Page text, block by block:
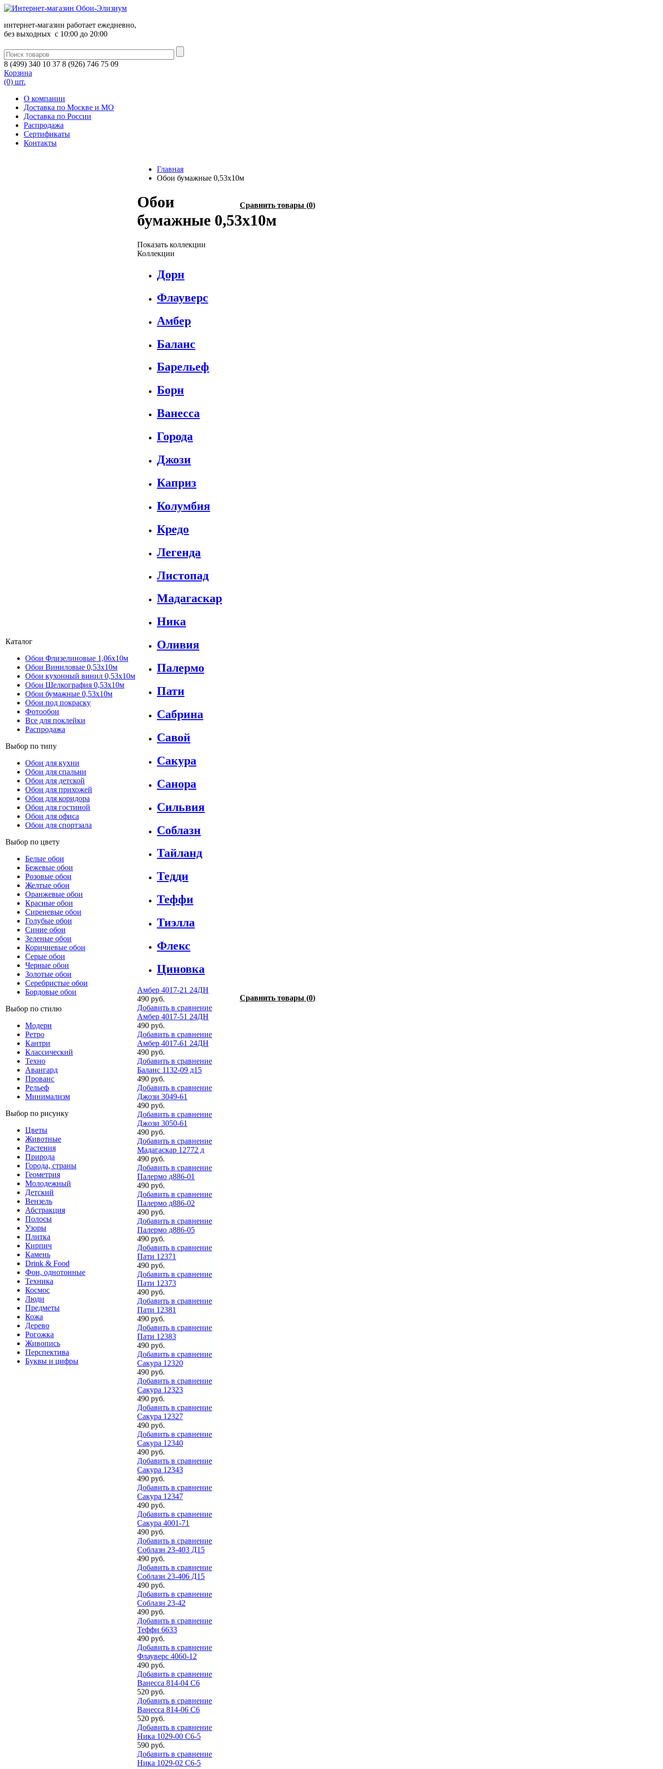
интернет-магазин работает ежедневно,
без выходных c 10:00 до 20:00
8 (499) 340 10 37 8 (926) 746 75 09
Корзина
(0) шт.
О компании
Доставка по Москве и МО
Доставка по России
Распродажа
Сертификаты
Контакты
Каталог
Обои Флизелиновые 1,06х10м
Обои Виниловые 0,53х10м
Обои кухонный винил 0,53х10м
Обои Шелкография 0,53x10м
Обои бумажные 0,53х10м
Обои под покраску
Фотообои
Все для поклейки
Распродажа
Выбор по типу
Обои для кухни
Обои для спальни
Обои для детской
Обои для прихожей
Обои для коридора
Обои для гостиной
Обои для офиса
Обои для спортзала
Выбор по цвету
Белые обои
Бежевые обои
Розовые обои
Желтые обои
Оранжевые обои
Красные обои
Сиреневые обои
Голубые обои
Синие обои
Зеленые обои
Коричневые обои
Серые обои
Черные обои
Золотые обои
Серебристые обои
Бордовые обои
Выбор по стилю
Модерн
Ретро
Кантри
Классический
Техно
Авангард
Прованс
Рельеф
Минимализм
Выбор по рисунку
Цветы
Животные
Растения
Природа
Города, страны
Геометрия
Молодежный
Детский
Вензель
Абстракция
Полосы
Узоры
Плитка
Кирпич
Камень
Drink & Food
Фон, однотонные
Техника
Космос
Люди
Предметы
Кожа
Дерево
Рогожка
Живопись
Перспектива
Буквы и цифры
Главная
Обои бумажные 0,53х10м
Сравнить товары (0)
Обои
бумажные 0,53х10м
Показать коллекции
Коллекции
Дорн
Флауверс
Амбер
Баланс
Барельеф
Борн
Ванесса
Города
Джози
Каприз
Колумбия
Кредо
Легенда
Листопад
Мадагаскар
Ника
Оливия
Палермо
Пати
Сабрина
Савой
Сакура
Санора
Сильвия
Соблазн
Тайланд
Тедди
Теффи
Тиэлла
Флекс
Циновка
Сравнить товары (0)
Амбер 4017-21 24ДН
490 руб.
Добавить в сравнение
Амбер 4017-51 24ДН
490 руб.
Добавить в сравнение
Амбер 4017-61 24ДН
490 руб.
Добавить в сравнение
Баланс 1132-09 д15
490 руб.
Добавить в сравнение
Джози 3049-61
490 руб.
Добавить в сравнение
Джози 3050-61
490 руб.
Добавить в сравнение
Мадагаскар 12772 д
490 руб.
Добавить в сравнение
Палермо д886-01
490 руб.
Добавить в сравнение
Палермо д886-02
490 руб.
Добавить в сравнение
Палермо д886-05
490 руб.
Добавить в сравнение
Пати 12371
490 руб.
Добавить в сравнение
Пати 12373
490 руб.
Добавить в сравнение
Пати 12381
490 руб.
Добавить в сравнение
Пати 12383
490 руб.
Добавить в сравнение
Сакура 12320
490 руб.
Добавить в сравнение
Сакура 12323
490 руб.
Добавить в сравнение
Сакура 12327
490 руб.
Добавить в сравнение
Сакура 12340
490 руб.
Добавить в сравнение
Сакура 12343
490 руб.
Добавить в сравнение
Сакура 12347
490 руб.
Добавить в сравнение
Сакура 4001-71
490 руб.
Добавить в сравнение
Соблазн 23-403 Д15
490 руб.
Добавить в сравнение
Соблазн 23-406 Д15
490 руб.
Добавить в сравнение
Соблазн 23-42
490 руб.
Добавить в сравнение
Теффи 6633
490 руб.
Добавить в сравнение
Флауверс 4060-12
490 руб.
Добавить в сравнение
Ванесса 814-04 С6
520 руб.
Добавить в сравнение
Ванесса 814-06 С6
520 руб.
Добавить в сравнение
Ника 1029-00 С6-5
590 руб.
Добавить в сравнение
Ника 1029-02 С6-5